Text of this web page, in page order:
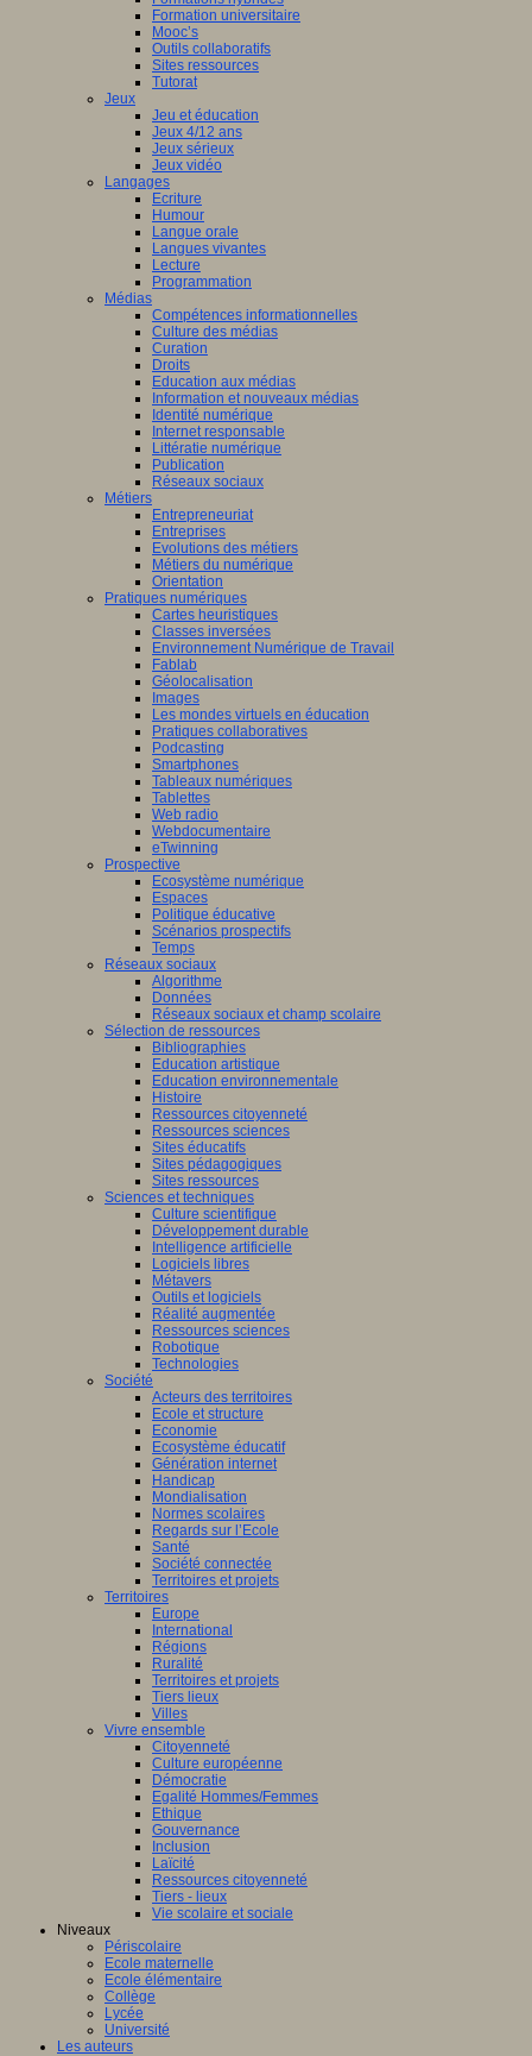
Formation universitaire
Mooc’s
Outils collaboratifs
Sites ressources
Tutorat
Jeux
Jeu et éducation
Jeux 4/12 ans
Jeux sérieux
Jeux vidéo
Langages
Ecriture
Humour
Langue orale
Langues vivantes
Lecture
Programmation
Médias
Compétences informationnelles
Culture des médias
Curation
Droits
Education aux médias
Information et nouveaux médias
Identité numérique
Internet responsable
Littératie numérique
Publication
Réseaux sociaux
Métiers
Entrepreneuriat
Entreprises
Evolutions des métiers
Métiers du numérique
Orientation
Pratiques numériques
Cartes heuristiques
Classes inversées
Environnement Numérique de Travail
Fablab
Géolocalisation
Images
Les mondes virtuels en éducation
Pratiques collaboratives
Podcasting
Smartphones
Tableaux numériques
Tablettes
Web radio
Webdocumentaire
eTwinning
Prospective
Ecosystème numérique
Espaces
Politique éducative
Scénarios prospectifs
Temps
Réseaux sociaux
Algorithme
Données
Réseaux sociaux et champ scolaire
Sélection de ressources
Bibliographies
Education artistique
Education environnementale
Histoire
Ressources citoyenneté
Ressources sciences
Sites éducatifs
Sites pédagogiques
Sites ressources
Sciences et techniques
Culture scientifique
Développement durable
Intelligence artificielle
Logiciels libres
Métavers
Outils et logiciels
Réalité augmentée
Ressources sciences
Robotique
Technologies
Société
Acteurs des territoires
Ecole et structure
Economie
Ecosystème éducatif
Génération internet
Handicap
Mondialisation
Normes scolaires
Regards sur l’Ecole
Santé
Société connectée
Territoires et projets
Territoires
Europe
International
Régions
Ruralité
Territoires et projets
Tiers lieux
Villes
Vivre ensemble
Citoyenneté
Culture européenne
Démocratie
Egalité Hommes/Femmes
Ethique
Gouvernance
Inclusion
Laïcité
Ressources citoyenneté
Tiers - lieux
Vie scolaire et sociale
Niveaux
Périscolaire
Ecole maternelle
Ecole élémentaire
Collège
Lycée
Université
Les auteurs